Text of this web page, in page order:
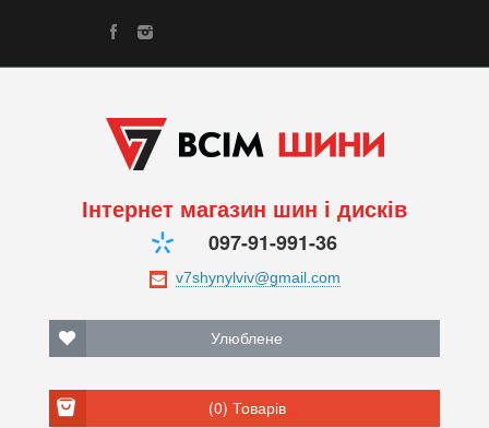
Інтернет магазин шин і дисків
097-91-991-36
Улюблене
(0) Товарів